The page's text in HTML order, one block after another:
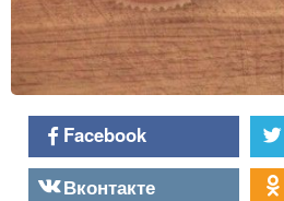
Facebook
Вконтакте